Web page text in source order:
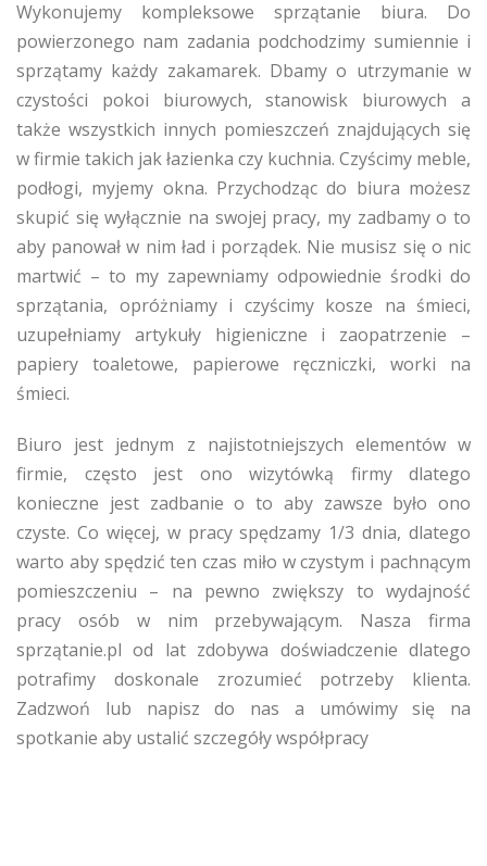
Wykonujemy kompleksowe sprzątanie biura. Do
powierzonego nam zadania podchodzimy sumiennie i
sprzątamy każdy zakamarek. Dbamy o utrzymanie w
czystości pokoi biurowych, stanowisk biurowych a
także wszystkich innych pomieszczeń znajdujących się
w firmie takich jak łazienka czy kuchnia. Czyścimy meble,
podłogi, myjemy okna. Przychodząc do biura możesz
skupić się wyłącznie na swojej pracy, my zadbamy o to
aby panował w nim ład i porządek. Nie musisz się o nic
martwić – to my zapewniamy odpowiednie środki do
sprzątania, opróżniamy i czyścimy kosze na śmieci,
uzupełniamy artykuły higieniczne i zaopatrzenie –
papiery toaletowe, papierowe ręczniczki, worki na
śmieci.
Biuro jest jednym z najistotniejszych elementów w
firmie, często jest ono wizytówką firmy dlatego
konieczne jest zadbanie o to aby zawsze było ono
czyste. Co więcej, w pracy spędzamy 1/3 dnia, dlatego
warto aby spędzić ten czas miło w czystym i pachnącym
pomieszczeniu – na pewno zwiększy to wydajność
pracy osób w nim przebywającym. Nasza firma
sprzątanie.pl od lat zdobywa doświadczenie dlatego
potrafimy doskonale zrozumieć potrzeby klienta.
Zadzwoń lub napisz do nas a umówimy się na
spotkanie aby ustalić szczegóły współpracy